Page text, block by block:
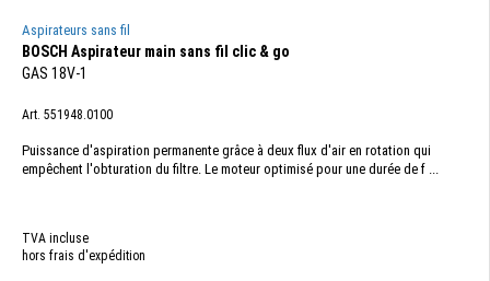
Aspirateurs sans fil
BOSCH Aspirateur main sans fil clic & go
GAS 18V-1
Art. 551948.0100
Puissance d'aspiration permanente grâce à deux flux d'air en rotation qui
empêchent l'obturation du filtre. Le moteur optimisé pour une durée de f ...
TVA incluse
hors frais d'expédition